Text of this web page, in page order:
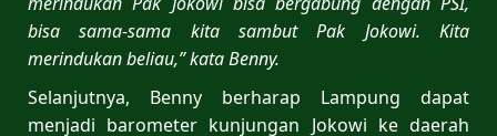
bisa sama-sama kita sambut Pak Jokowi. Kita
merindukan beliau,” kata Benny.
Selanjutnya, Benny berharap Lampung dapat
menjadi barometer kunjungan Jokowi ke daerah